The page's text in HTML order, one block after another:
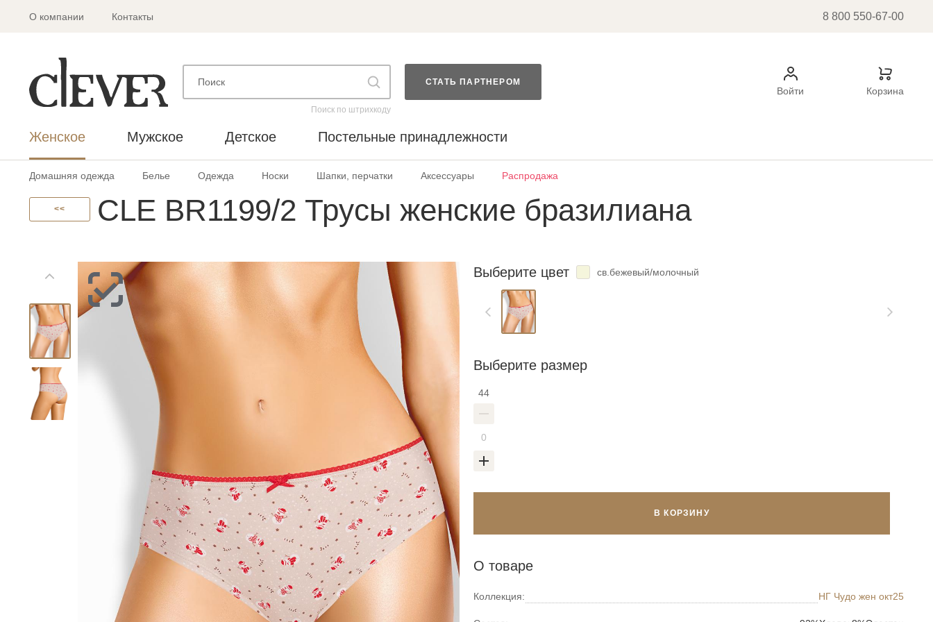
О компании Контакты 8 800 550-67-00
Поиск по штрихкоду
СТАТЬ ПАРТНЕРОМ
Войти Корзина
Женское Мужское Детское Постельные принадлежности
Домашняя одежда Белье Одежда Носки Шапки, перчатки Аксессуары Распродажа
<< CLE BR1199/2 Трусы женские бразилиана
Выберите цвет св.бежевый/молочный
Выберите размер
44
В КОРЗИНУ
О товаре
Коллекция: НГ Чудо жен окт25